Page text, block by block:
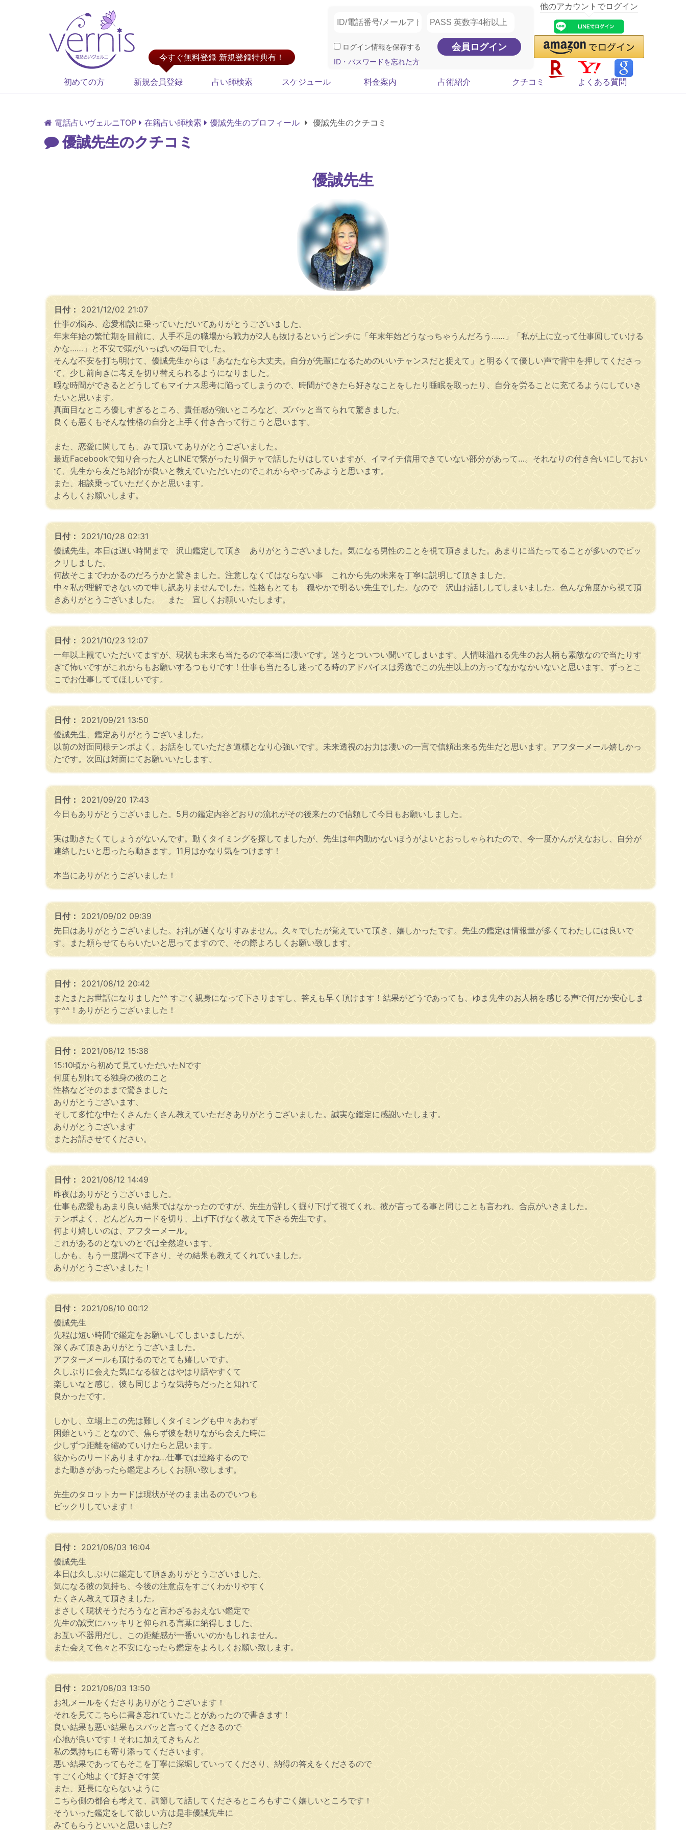
今すぐ無料登録 新規登録特典有！
ログイン情報を保存する
ID・パスワードを忘れた方
他のアカウントでログイン
初めての方 新規会員登録 占い師検索 スケジュール 料金案内 占術紹介 クチコミ よくある質問
電話占いヴェルニTOP 在籍占い師検索 優誠先生のプロフィール 優誠先生のクチコミ
優誠先生のクチコミ
優誠先生
日付： 2021/12/02 21:07
仕事の悩み、恋愛相談に乗っていただいてありがとうございました。
年末年始の繁忙期を目前に、人手不足の職場から戦力が2人も抜けるというピンチに「年末年始どうなっちゃうんだろう……」「私が上に立って仕事回していける
かな……」と不安で頭がいっぱいの毎日でした。
そんな不安を打ち明けて、優誠先生からは「あなたなら大丈夫。自分が先輩になるためのいいチャンスだと捉えて」と明るくて優しい声で背中を押してくださっ
て、少し前向きに考えを切り替えられるようになりました。
暇な時間ができるとどうしてもマイナス思考に陥ってしまうので、時間ができたら好きなことをしたり睡眠を取ったり、自分を労ることに充てるようにしていき
たいと思います。
真面目なところ優しすぎるところ、責任感が強いところなど、ズバッと当てられて驚きました。
良くも悪くもそんな性格の自分と上手く付き合って行こうと思います。
また、恋愛に関しても、みて頂いてありがとうございました。
最近Facebookで知り合った人とLINEで繋がったり個チャで話したりはしていますが、イマイチ信用できていない部分があって…。それなりの付き合いにしておい
て、先生から友だち紹介が良いと教えていただいたのでこれからやってみようと思います。
また、相談乗っていただくかと思います。
よろしくお願いします。
日付： 2021/10/28 02:31
優誠先生。本日は遅い時間まで 沢山鑑定して頂き ありがとうございました。気になる男性のことを視て頂きました。あまりに当たってることが多いのでビッ
クリしました。
何故そこまでわかるのだろうかと驚きました。注意しなくてはならない事 これから先の未来を丁寧に説明して頂きました。
中々私が理解できないので申し訳ありませんでした。性格もとても 穏やかで明るい先生でした。なので 沢山お話ししてしまいました。色んな角度から視て頂
きありがとうございました。 また 宜しくお願いいたします。
日付： 2021/10/23 12:07
一年以上観ていただいてますが、現状も未来も当たるので本当に凄いです。迷うとついつい聞いてしまいます。人情味溢れる先生のお人柄も素敵なので当たりす
ぎて怖いですがこれからもお願いするつもりです！仕事も当たるし迷ってる時のアドバイスは秀逸でこの先生以上の方ってなかなかいないと思います。ずっとこ
こでお仕事しててほしいです。
日付： 2021/09/21 13:50
優誠先生、鑑定ありがとうございました。
以前の対面同様テンポよく、お話をしていただき道標となり心強いです。未来透視のお力は凄いの一言で信頼出来る先生だと思います。アフターメール嬉しかっ
たです。次回は対面にてお願いいたします。
日付： 2021/09/20 17:43
今日もありがとうございました。5月の鑑定内容どおりの流れがその後来たので信頼して今日もお願いしました。
実は動きたくてしょうがないんです。動くタイミングを探してましたが、先生は年内動かないほうがよいとおっしゃられたので、今一度かんがえなおし、自分が
連絡したいと思ったら動きます。11月はかなり気をつけます！
本当にありがとうございました！
日付： 2021/09/02 09:39
先日はありがとうございました。お礼が遅くなりすみません。久々でしたが覚えていて頂き、嬉しかったです。先生の鑑定は情報量が多くてわたしには良いで
す。また頼らせてもらいたいと思ってますので、その際よろしくお願い致します。
日付： 2021/08/12 20:42
またまたお世話になりました^^ すごく親身になって下さりますし、答えも早く頂けます！結果がどうであっても、ゆま先生のお人柄を感じる声で何だか安心しま
す^^！ありがとうございました！
日付： 2021/08/12 15:38
15:10頃から初めて見ていただいたNです
何度も別れてる独身の彼のこと
性格などそのままで驚きました
ありがとうございます、
そして多忙な中たくさんたくさん教えていただきありがとうございました。誠実な鑑定に感謝いたします。
ありがとうございます
またお話させてください。
日付： 2021/08/12 14:49
昨夜はありがとうございました。
仕事も恋愛もあまり良い結果ではなかったのですが、先生が詳しく掘り下げて視てくれ、彼が言ってる事と同じことも言われ、合点がいきました。
テンポよく、どんどんカードを切り、上げ下げなく教えて下さる先生です。
何より嬉しいのは、アフターメール。
これがあるのとないのとでは全然違います。
しかも、もう一度調べて下さり、その結果も教えてくれていました。
ありがとうございました！
日付： 2021/08/10 00:12
優誠先生
先程は短い時間で鑑定をお願いしてしまいましたが、
深くみて頂きありがとうございました。
アフターメールも頂けるのでとても嬉しいです。
久しぶりに会えた気になる彼とはやはり話やすくて
楽しいなと感じ、彼も同じような気持ちだったと知れて
良かったです。
しかし、立場上この先は難しくタイミングも中々あわず
困難ということなので、焦らず彼を頼りながら会えた時に
少しずつ距離を縮めていけたらと思います。
彼からのリードありますかね…仕事では連絡するので
また動きがあったら鑑定よろしくお願い致します。
先生のタロットカードは現状がそのまま出るのでいつも
ビックリしています！
日付： 2021/08/03 16:04
優誠先生
本日は久しぶりに鑑定して頂きありがとうございました。
気になる彼の気持ち、今後の注意点をすごくわかりやすく
たくさん教えて頂きました。
まさしく現状そうだろうなと言わざるおえない鑑定で
先生の誠実にハッキリと仰られる言葉に納得しました。
お互い不器用だし、この距離感が一番いいのかもしれません。
また会えて色々と不安になったら鑑定をよろしくお願い致します。
日付： 2021/08/03 13:50
お礼メールをくださりありがとうございます！
それを見てこちらに書き忘れていたことがあったので書きます！
良い結果も悪い結果もスパッと言ってくださるので
心地が良いです！それに加えてきちんと
私の気持ちにも寄り添ってくださいます。
悪い結果であってもそこを丁寧に深堀していってくださり、納得の答えをくださるので
すごく心地よくて好きです笑
また、延長にならないように
こちら側の都合も考えて、調節して話してくださるところもすごく嬉しいところです！
そういった鑑定をして欲しい方は是非優誠先生に
みてもらうといいと思いました?